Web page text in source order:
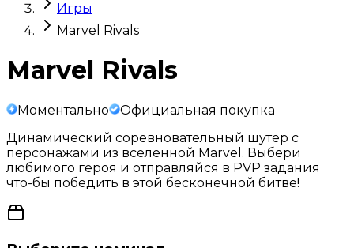
Игры
Marvel Rivals
Marvel Rivals
Моментально
Официальная покупка
Динамический соревновательный шутер с
персонажами из вселенной Marvel. Выбери
любимого героя и отправляйся в PVP задания
что-бы победить в этой бесконечной битве!